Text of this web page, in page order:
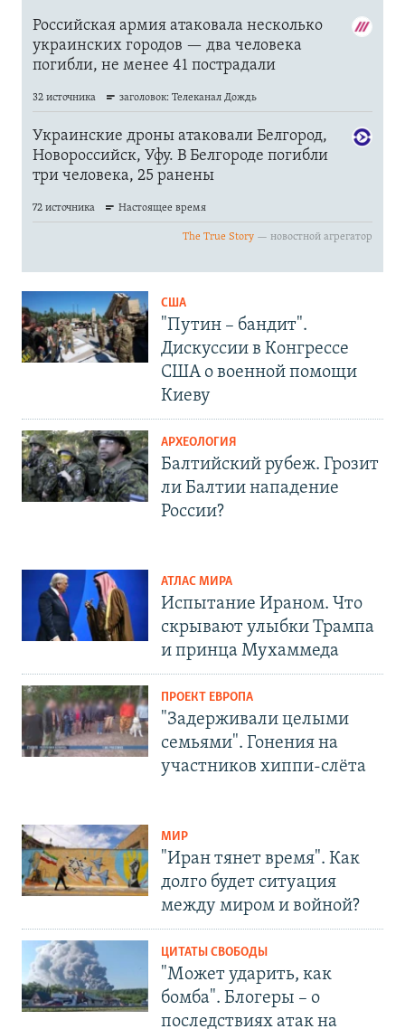
США
"Путин – бандит".
Дискуссии в Конгрессе
США о военной помощи
Киеву
АРХЕОЛОГИЯ
Балтийский рубеж. Грозит
ли Балтии нападение
России?
АТЛАС МИРА
Испытание Ираном. Что
скрывают улыбки Трампа
и принца Мухаммеда
ПРОЕКТ ЕВРОПА
"Задерживали целыми
семьями". Гонения на
участников хиппи-слёта
МИР
"Иран тянет время". Как
долго будет ситуация
между миром и войной?
ЦИТАТЫ СВОБОДЫ
"Может ударить, как
бомба". Блогеры – о
последствиях атак на